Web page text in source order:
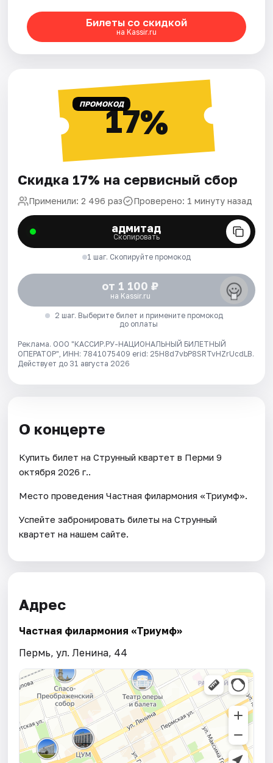
Билеты со скидкой
на Kassir.ru
ПРОМОКОД17%
Скидка 17% на сервисный сбор
Применили: 2 496 раз Проверено: 1 минуту назад
адмитад
Скопировать
1 шаг. Скопируйте промокод
от 1 100 ₽
на Kassir.ru
2 шаг. Выберите билет и примените промокод
до оплаты
Реклама. ООО "КАССИР.РУ-НАЦИОНАЛЬНЫЙ БИЛЕТНЫЙ
ОПЕРАТОР", ИНН: 7841075409 erid: 25H8d7vbP8SRTvHZrUcdLB.
Действует до 31 августа 2026
О концерте
Купить билет на Струнный квартет в Перми 9
октября 2026 г..
Место проведения Частная филармония «Триумф».
Успейте забронировать билеты на Струнный
квартет на нашем сайте.
Адрес
Частная филармония «Триумф»
Пермь, ул. Ленина, 44